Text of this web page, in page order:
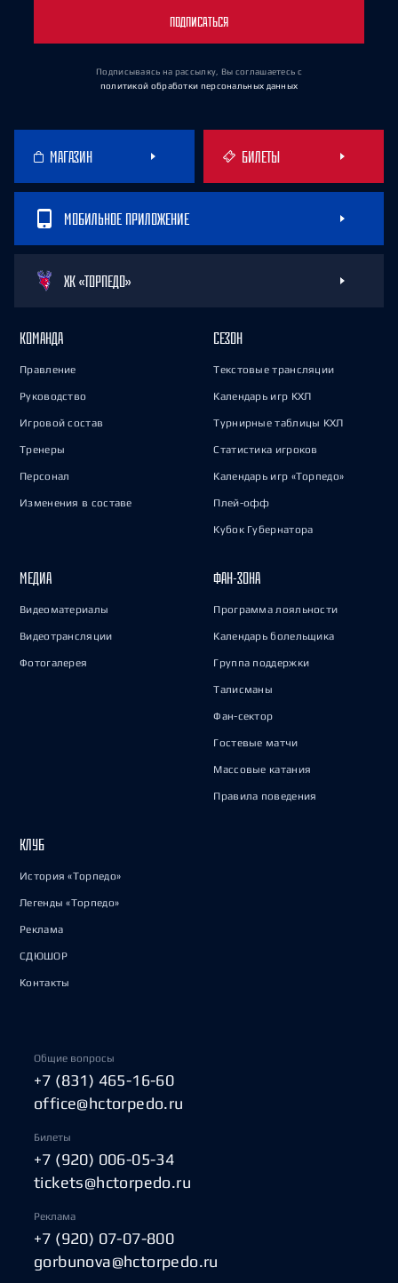
ПОДПИСАТЬСЯ
Подписываясь на рассылку, Вы соглашаетесь с
политикой обработки персональных данных
МАГАЗИН БИЛЕТЫ
МОБИЛЬНОЕ ПРИЛОЖЕНИЕ
ХК «ТОРПЕДО»
КОМАНДА
Правление
Руководство
Игровой состав
Тренеры
Персонал
Изменения в составе
СЕЗОН
Текстовые трансляции
Календарь игр КХЛ
Турнирные таблицы КХЛ
Статистика игроков
Календарь игр «Торпедо»
Плей-офф
Кубок Губернатора
МЕДИА
Видеоматериалы
Видеотрансляции
Фотогалерея
ФАН-ЗОНА
Программа лояльности
Календарь болельщика
Группа поддержки
Талисманы
Фан-сектор
Гостевые матчи
Массовые катания
Правила поведения
КЛУБ
История «Торпедо»
Легенды «Торпедо»
Реклама
СДЮШОР
Контакты
Общие вопросы
+7 (831) 465-16-60
office@hctorpedo.ru
Билеты
+7 (920) 006-05-34
tickets@hctorpedo.ru
Реклама
+7 (920) 07-07-800
gorbunova@hctorpedo.ru